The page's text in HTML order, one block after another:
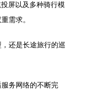
屏以及多种骑行模
需求。
还是长途旅行的巡
务网络的不断完